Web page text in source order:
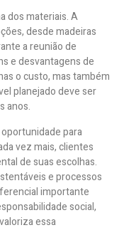
dos materiais. A
desde madeiras
a reunião de
e desvantagens de
o custo, mas também
planejado deve ser
anos.
para
vez mais, clientes
de suas escolhas.
e processos
importante
social,
essa